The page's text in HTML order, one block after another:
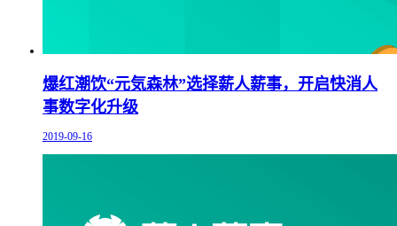
爆红潮饮“元気森林”选择薪人薪事，开启快消人
事数字化升级
2019-09-16